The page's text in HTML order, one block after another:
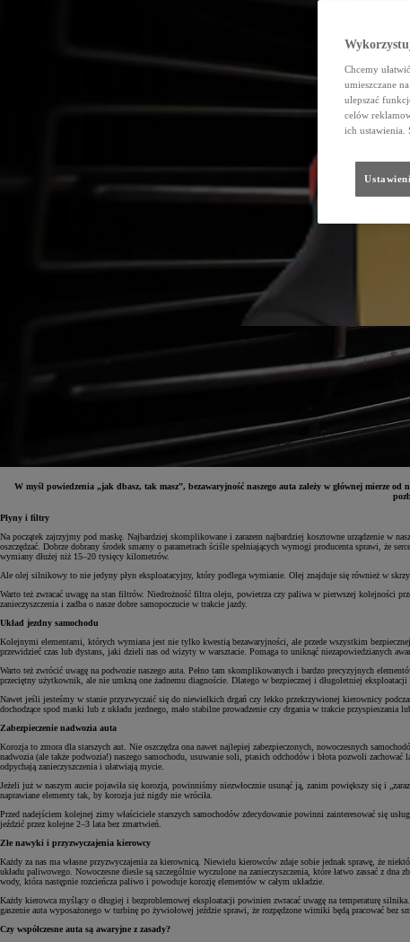
W myśl powiedzenia „jak dbasz, tak masz”, bezawaryjność naszego auta zależy w głównej mierze
Płyny i filtry
Na początek zajrzyjmy pod maskę. Najbardziej skomplikowane i zarazem najbardziej kosztowne urządzenie w
oszczędzać. Dobrze dobrany środek smarny o parametrach ściśle spełniających wymogi producenta sprawi,
wymiany dłużej niż 15–20 tysięcy kilometrów.
Ale olej silnikowy to nie jedyny płyn eksploatacyjny, który podlega wymianie. Olej znajduje się również w
Warto też zwracać uwagę na stan filtrów. Niedrożność filtra oleju, powietrza czy paliwa w pierwszej kolejności
zanieczyszczenia i zadba o nasze dobre samopoczucie w trakcie jazdy.
Układ jezdny samochodu
Kolejnymi elementami, których wymiana jest nie tylko kwestią bezawaryjności, ale przede wszystkim
przewidzieć czas lub dystans, jaki dzieli nas od wizyty w warsztacie. Pomaga to uniknąć niezapowiedzianych
Warto też zwrócić uwagę na podwozie naszego auta. Pełno tam skomplikowanych i bardzo precyzyjnych
przeciętny użytkownik, ale nie umkną one żadnemu diagnoście. Dlatego w bezpiecznej i długoletniej
Nawet jeśli jesteśmy w stanie przyzwyczaić się do niewielkich drgań czy lekko przekrzywionej kierownicy
dochodzące spod maski lub z układu jezdnego, mało stabilne prowadzenie czy drgania w trakcie
Zabezpieczenie nadwozia auta
Korozja to zmora dla starszych aut. Nie oszczędza ona nawet najlepiej zabezpieczonych, nowoczesnych
nadwozia (ale także podwozia!) naszego samochodu, usuwanie soli, ptasich odchodów i błota pozwoli
odpychają zanieczyszczenia i ułatwiają mycie.
Jeżeli już w naszym aucie pojawiła się korozja, powinniśmy niezwłocznie usunąć ją, zanim powiększy się i
naprawiane elementy tak, by korozja już nigdy nie wróciła.
Przed nadejściem kolejnej zimy właściciele starszych samochodów zdecydowanie powinni zainteresować się
jeździć przez kolejne 2–3 lata bez zmartwień.
Złe nawyki i przyzwyczajenia kierowcy
Każdy za nas ma własne przyzwyczajenia za kierownicą. Niewielu kierowców zdaje sobie jednak sprawę, że
układu paliwowego. Nowoczesne diesle są szczególnie wyczulone na zanieczyszczenia, które łatwo zassać z
wody, która następnie rozcieńcza paliwo i powoduje korozję elementów w całym układzie.
Każdy kierowca myślący o długiej i bezproblemowej eksploatacji powinien zwracać uwagę na temperaturę
gaszenie auta wyposażonego w turbinę po żywiołowej jeździe sprawi, że rozpędzone wirniki będą pracować
Czy współczesne auta są awaryjne z zasady?
Chcemy
umieszczane
ulepszać
celów
ich ustawienia.